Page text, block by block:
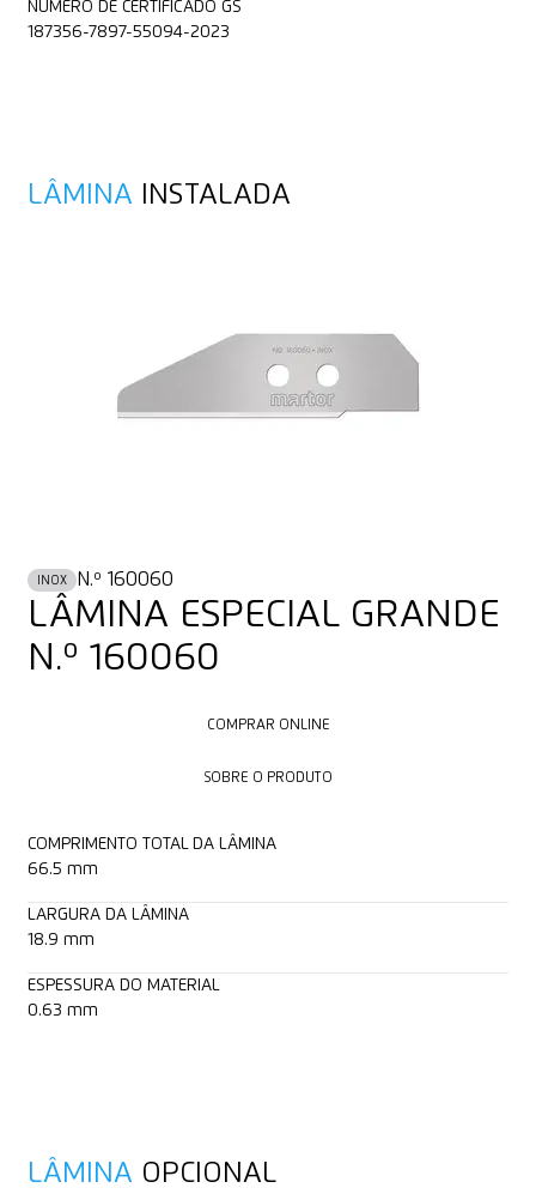
NÚMERO DE CERTIFICADO GS
187356-7897-55094-2023
LÂMINA INSTALADA
INOX N.º 160060
LÂMINA ESPECIAL GRANDE
N.º 160060
COMPRAR ONLINE
SOBRE O PRODUTO
COMPRIMENTO TOTAL DA LÂMINA
66.5 mm
LARGURA DA LÂMINA
18.9 mm
ESPESSURA DO MATERIAL
0.63 mm
LÂMINA OPCIONAL